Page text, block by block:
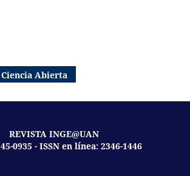
Abierta
REVISTA INGE@UAN
0935 - ISSN en línea: 2346-1446